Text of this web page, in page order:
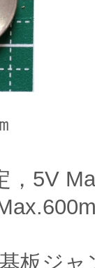
，5V
板ジ